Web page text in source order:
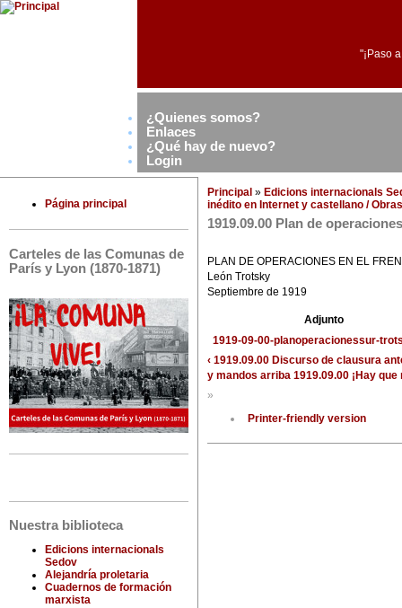
"¡Paso
¿Quienes somos?
Enlaces
¿Qué hay de nuevo?
Login
Página principal
Carteles de las Comunas de
París y Lyon (1870-1871)
Nuestra biblioteca
Edicions internacionals
Sedov
Alejandría proletaria
Cuadernos de formación
marxista
Principal » Edicions internacionals
inédito en Internet y castellano /
1919.09.00 Plan de
PLAN DE OPERACIONES EN EL
León Trotsky
Septiembre de 1919
Adjunto
1919-09-00-planoperacionessur-
‹ 1919.09.00 Discurso de clausura
y mandos arriba 1919.09.00 ¡Hay
»
Printer-friendly version